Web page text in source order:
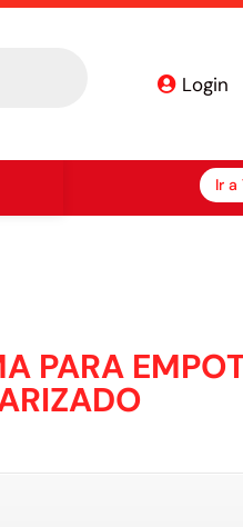
Login
Ir a
PARA